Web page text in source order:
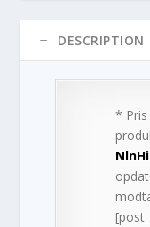
DESCRIPTION
*